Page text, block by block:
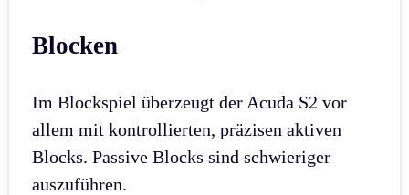
Blocken
Im Blockspiel überzeugt der Acuda S2 vor
allem mit kontrollierten, präzisen aktiven
Blocks. Passive Blocks sind schwieriger
auszuführen.